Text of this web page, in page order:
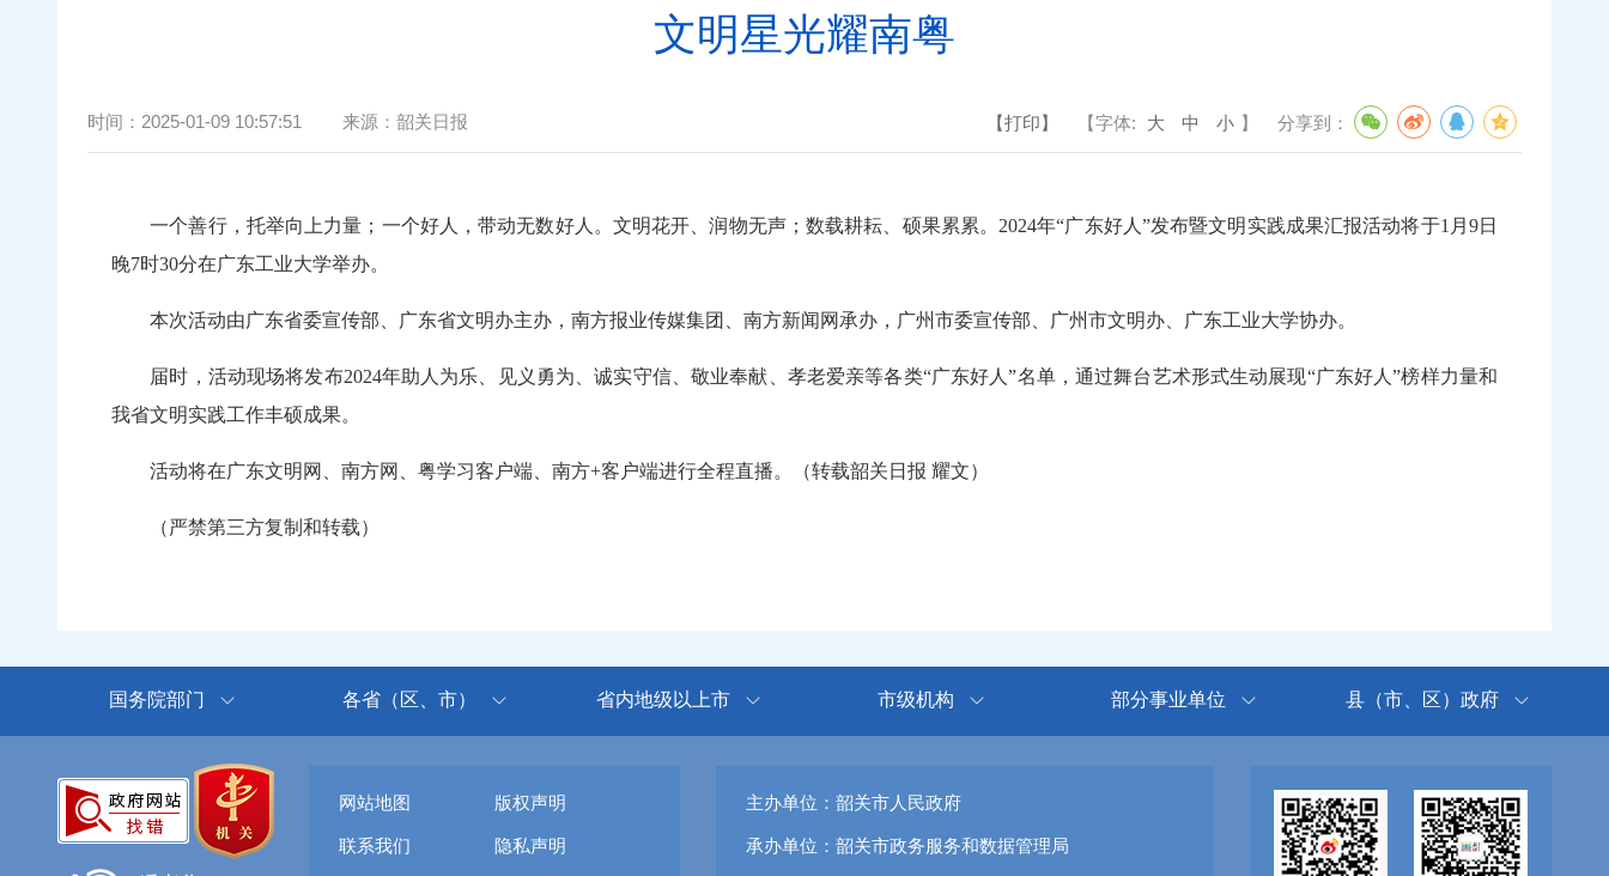
文明星光耀南粤
时间： 2025-01-09 10:57:51 来源： 韶关日报 【打印】 【字体: 大 中 小 】 分享到：
一个善行，托举向上力量；一个好人，带动无数好人。文明花开、润物无声；数载耕耘、硕果累累。2024年“广东好人”发布暨文明实践成果汇报活动将于1月9日
晚7时30分在广东工业大学举办。
本次活动由广东省委宣传部、广东省文明办主办，南方报业传媒集团、南方新闻网承办，广州市委宣传部、广州市文明办、广东工业大学协办。
届时，活动现场将发布2024年助人为乐、见义勇为、诚实守信、敬业奉献、孝老爱亲等各类“广东好人”名单，通过舞台艺术形式生动展现“广东好人”榜样力量和
我省文明实践工作丰硕成果。
活动将在广东文明网、南方网、粤学习客户端、南方+客户端进行全程直播。（转载韶关日报 耀文）
（严禁第三方复制和转载）
国务院部门 各省（区、市） 省内地级以上市 市级机构 部分事业单位 县（市、区）政府
网站地图 版权声明
联系我们 隐私声明
主办单位：韶关市人民政府
承办单位：韶关市政务服务和数据管理局